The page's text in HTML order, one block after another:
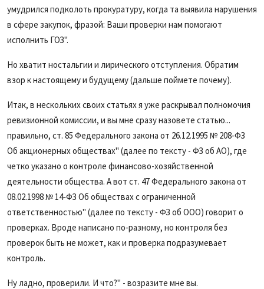
умудрился подколоть прокуратуру, когда та выявила нарушения
в сфере закупок, фразой: Ваши проверки нам помогают
исполнить ГОЗ".
Но хватит ностальгии и лирического отступления. Обратим
взор к настоящему и будущему (дальше поймете почему).
Итак, в нескольких своих статьях я уже раскрывал полномочия
ревизионной комиссии, и вы мне сразу назовете статью...
правильно, ст. 85 Федерального закона от 26.12.1995 № 208‑ФЗ
Об акционерных обществах" (далее по тексту - ФЗ об АО), где
четко указано о контроле финансово-хозяйственной
деятельности общества. А вот ст. 47 Федерального закона от
08.02.1998 № 14‑ФЗ Об обществах с ограниченной
ответственностью" (далее по тексту - ФЗ об ООО) говорит о
проверках. Вроде написано по‑разному, но контроля без
проверок быть не может, как и проверка подразумевает
контроль.
Ну ладно, проверили. И что?" - возразите мне вы.